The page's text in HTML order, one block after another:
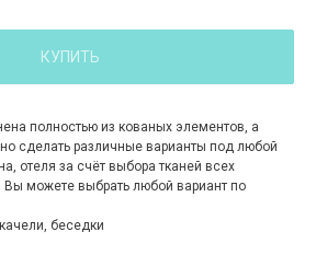
КУПИТЬ
полностью из кованых элементов, а
сделать различные варианты под любой
отеля за счёт выбора тканей всех
Вы можете выбрать любой вариант по
беседки